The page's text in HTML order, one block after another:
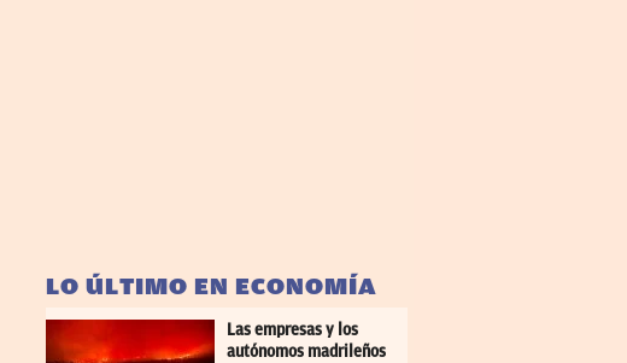
LO ÚLTIMO EN ECONOMÍA
Las empresas y los
autónomos madrileños